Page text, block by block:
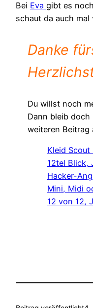
Bei Eva gibt es
schaut da auch mal
Danke
Du willst noch
Dann bleib doch
weiteren Beitrag
Kleid Scout
12tel Blick,
Hacker-
Mini, Midi
12 von 12,